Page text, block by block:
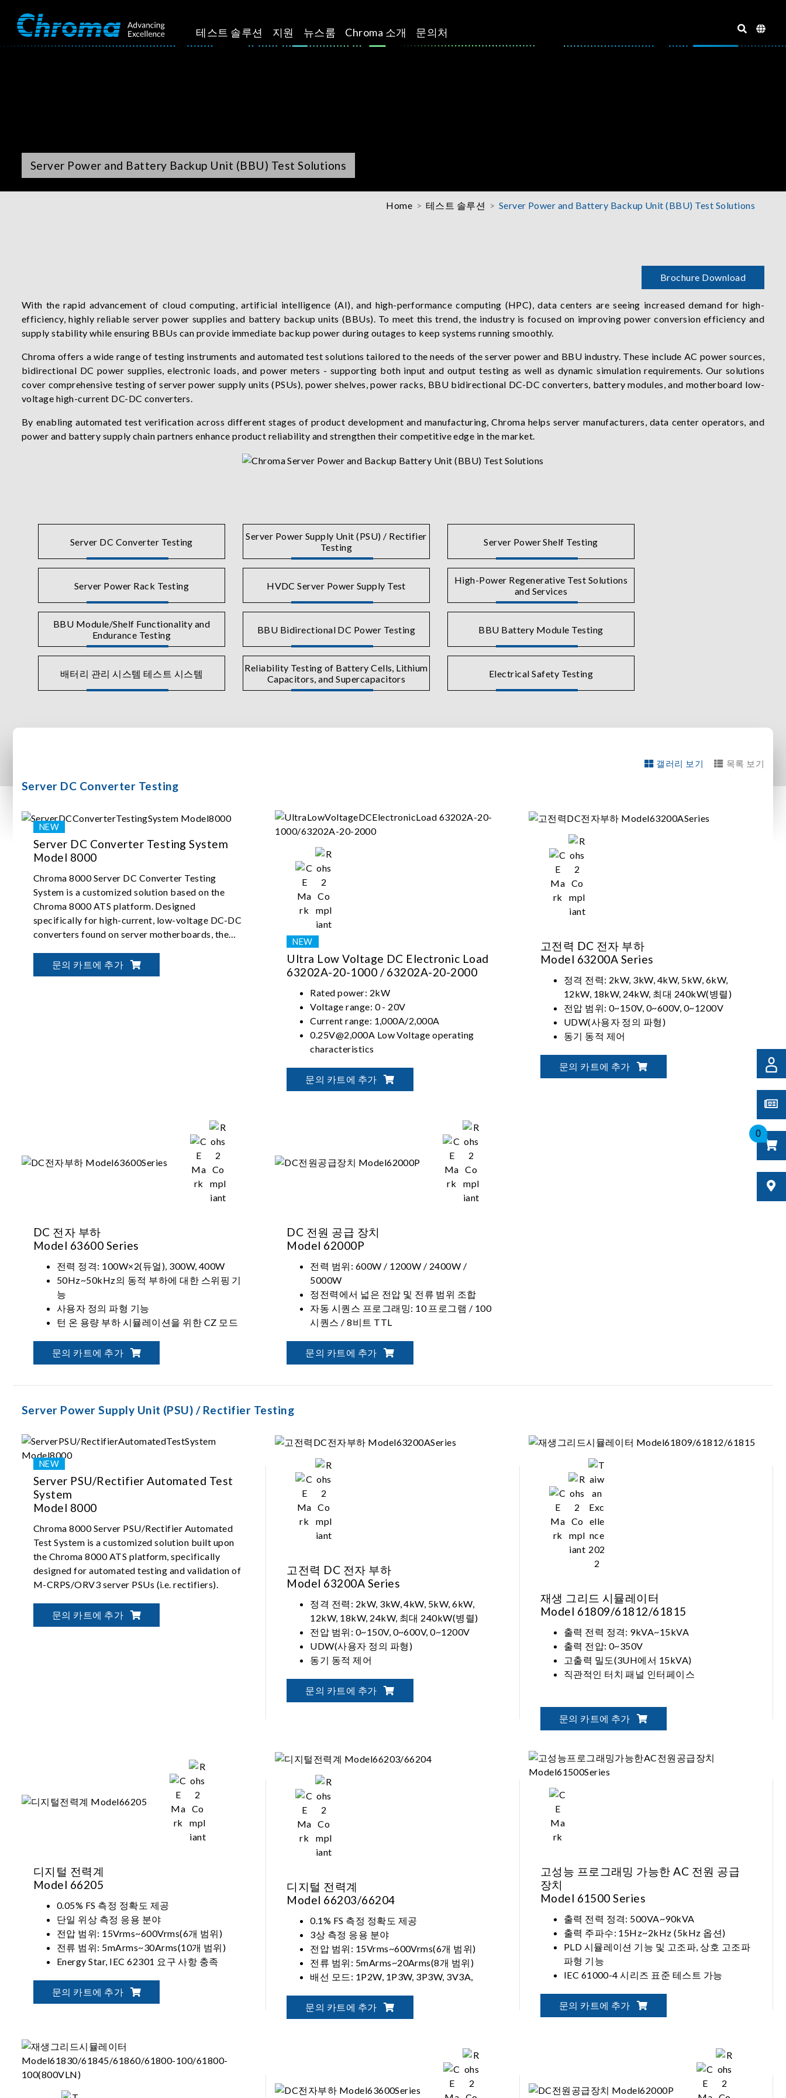
테스트 솔루션 지원 뉴스룸 Chroma 소개 문의처
0
Server Power and Battery Backup Unit (BBU) Test Solutions
Home 테스트 솔루션 Server Power and Battery Backup Unit (BBU) Test Solutions
Brochure Download
With the rapid advancement of cloud computing, artificial intelligence (AI), and high-performance computing (HPC), data centers are seeing increased demand for high-
efficiency, highly reliable server power supplies and battery backup units (BBUs). To meet this trend, the industry is focused on improving power conversion efficiency and
supply stability while ensuring BBUs can provide immediate backup power during outages to keep systems running smoothly.
Chroma offers a wide range of testing instruments and automated test solutions tailored to the needs of the server power and BBU industry. These include AC power sources,
bidirectional DC power supplies, electronic loads, and power meters - supporting both input and output testing as well as dynamic simulation requirements. Our solutions
cover comprehensive testing of server power supply units (PSUs), power shelves, power racks, BBU bidirectional DC-DC converters, battery modules, and motherboard low-
voltage high-current DC-DC converters.
By enabling automated test verification across different stages of product development and manufacturing, Chroma helps server manufacturers, data center operators, and
power and battery supply chain partners enhance product reliability and strengthen their competitive edge in the market.
Server DC Converter Testing
Server Power Supply Unit (PSU) / Rectifier
Testing
Server Power Shelf Testing
Server Power Rack Testing HVDC Server Power Supply Test
High-Power Regenerative Test Solutions
and Services
BBU Module/Shelf Functionality and
Endurance Testing
BBU Bidirectional DC Power Testing BBU Battery Module Testing
배터리 관리 시스템 테스트 시스템
Reliability Testing of Battery Cells, Lithium
Capacitors, and Supercapacitors
Electrical Safety Testing
갤러리 보기 목록 보기
Server DC Converter Testing
Server DC Converter Testing System
Model 8000
Chroma 8000 Server DC Converter Testing
System is a customized solution based on the
Chroma 8000 ATS platform. Designed
specifically for high-current, low-voltage DC-DC
converters found on server motherboards, the
of brick-type modules.
문의 카트에 추가
Ultra Low Voltage DC Electronic Load
63202A-20-1000 / 63202A-20-2000
Rated power: 2kW
Voltage range: 0 - 20V
Current range: 1,000A/2,000A
0.25V@2,000A Low Voltage operating
characteristics
문의 카트에 추가
고전력 DC 전자 부하
Model 63200A Series
정격 전력: 2kW, 3kW, 4kW, 5kW, 6kW,
12kW, 18kW, 24kW, 최대 240kW(병렬)
전압 범위: 0~150V, 0~600V, 0~1200V
UDW(사용자 정의 파형)
동기 동적 제어
문의 카트에 추가
DC 전자 부하
Model 63600 Series
전력 정격: 100W×2(듀얼), 300W, 400W
50Hz~50kHz의 동적 부하에 대한 스위핑 기
능
사용자 정의 파형 기능
턴 온 용량 부하 시뮬레이션을 위한 CZ 모드
문의 카트에 추가
DC 전원 공급 장치
Model 62000P
전력 범위: 600W / 1200W / 2400W /
5000W
정전력에서 넓은 전압 및 전류 범위 조합
자동 시퀀스 프로그래밍: 10 프로그램 / 100
시퀀스 / 8비트 TTL
문의 카트에 추가
Server Power Supply Unit (PSU) / Rectifier Testing
Server PSU/Rectifier Automated Test
System
Model 8000
Chroma 8000 Server PSU/Rectifier Automated
Test System is a customized solution built upon
the Chroma 8000 ATS platform, specifically
designed for automated testing and validation of
M-CRPS/ORV3 server PSUs (i.e. rectifiers).
문의 카트에 추가
고전력 DC 전자 부하
Model 63200A Series
정격 전력: 2kW, 3kW, 4kW, 5kW, 6kW,
12kW, 18kW, 24kW, 최대 240kW(병렬)
전압 범위: 0~150V, 0~600V, 0~1200V
UDW(사용자 정의 파형)
동기 동적 제어
문의 카트에 추가
재생 그리드 시뮬레이터
Model 61809/61812/61815
출력 전력 정격: 9kVA~15kVA
출력 전압: 0~350V
고출력 밀도(3UH에서 15kVA)
직관적인 터치 패널 인터페이스
문의 카트에 추가
디지털 전력계
Model 66205
0.05% FS 측정 정확도 제공
단일 위상 측정 응용 분야
전압 범위: 15Vrms~600Vrms(6개 범위)
전류 범위: 5mArms~30Arms(10개 범위)
Energy Star, IEC 62301 요구 사항 충족
문의 카트에 추가
디지털 전력계
Model 66203/66204
0.1% FS 측정 정확도 제공
3상 측정 응용 분야
전압 범위: 15Vrms~600Vrms(6개 범위)
전류 범위: 5mArms~20Arms(8개 범위)
배선 모드: 1P2W, 1P3W, 3P3W, 3V3A,
문의 카트에 추가
고성능 프로그래밍 가능한 AC 전원 공급
장치
Model 61500 Series
출력 전력 정격: 500VA~90kVA
출력 주파수: 15Hz~2kHz (5kHz 옵션)
PLD 시뮬레이션 기능 및 고조파, 상호 고조파
파형 기능
IEC 61000-4 시리즈 표준 테스트 가능
문의 카트에 추가